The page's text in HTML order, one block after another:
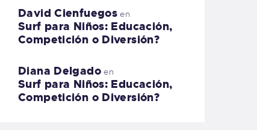
David Cienfuegos en
Surf para Niños: Educación,
Competición o Diversión?
Diana Delgadoen
Surf para Niños: Educación,
Competición o Diversión?